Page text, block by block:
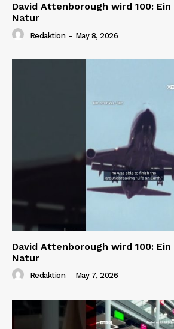
David Attenborough wird 100:
Natur
Redaktion - May 8, 2026
David Attenborough wird 100:
Natur
Redaktion - May 7, 2026